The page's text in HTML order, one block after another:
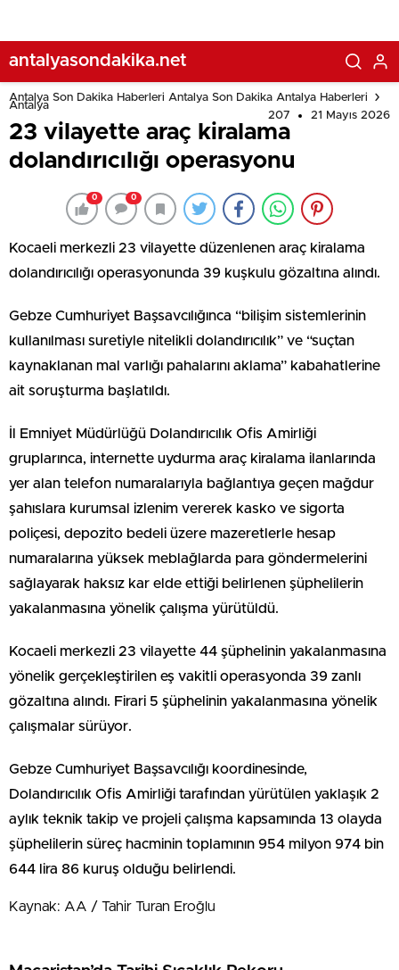
antalyasondakika.net
Antalya Son Dakika Haberleri Antalya Son Dakika Antalya Haberleri
Antalya
207
21 Mayıs 2026
23 vilayette araç kiralama
dolandırıcılığı operasyonu
0 0
Kocaeli merkezli 23 vilayette düzenlenen araç kiralama
dolandırıcılığı operasyonunda 39 kuşkulu gözaltına alındı.
Gebze Cumhuriyet Başsavcılığınca “bilişim sistemlerinin
kullanılması suretiyle nitelikli dolandırıcılık” ve “suçtan
kaynaklanan mal varlığı pahalarını aklama” kabahatlerine
ait soruşturma başlatıldı.
İl Emniyet Müdürlüğü Dolandırıcılık Ofis Amirliği
gruplarınca, internette uydurma araç kiralama ilanlarında
yer alan telefon numaralarıyla bağlantıya geçen mağdur
şahıslara kurumsal izlenim vererek kasko ve sigorta
poliçesi, depozito bedeli üzere mazeretlerle hesap
numaralarına yüksek meblağlarda para göndermelerini
sağlayarak haksız kar elde ettiği belirlenen şüphelilerin
yakalanmasına yönelik çalışma yürütüldü.
Kocaeli merkezli 23 vilayette 44 şüphelinin yakalanmasına
yönelik gerçekleştirilen eş vakitli operasyonda 39 zanlı
gözaltına alındı. Firari 5 şüphelinin yakalanmasına yönelik
çalışmalar sürüyor.
Gebze Cumhuriyet Başsavcılığı koordinesinde,
Dolandırıcılık Ofis Amirliği tarafından yürütülen yaklaşık 2
aylık teknik takip ve projeli çalışma kapsamında 13 olayda
şüphelilerin süreç hacminin toplamının 954 milyon 974 bin
644 lira 86 kuruş olduğu belirlendi.
Kaynak: AA / Tahir Turan Eroğlu